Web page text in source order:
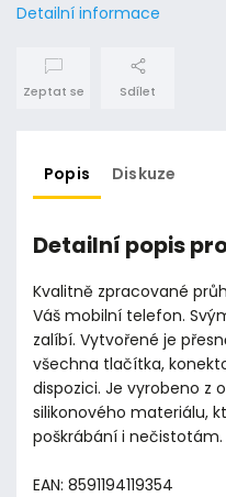
Detailní informace
Zeptat se Sdílet
Popis Diskuze
Detailní popis
Kvalitně zpracované
Váš mobilní telefon.
zalíbí. Vytvořené je
všechna tlačítka,
dispozici. Je vyrobeno z
silikonového materiálu,
poškrábání i nečistotám.
EAN: 8591194119354